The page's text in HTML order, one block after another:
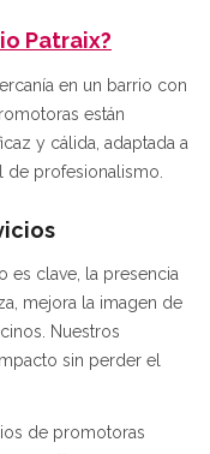
Patraix?
en un barrio con
están
y cálida, adaptada a
de profesionalismo.
es clave, la presencia
mejora la imagen de
Nuestros
sin perder el
de promotoras